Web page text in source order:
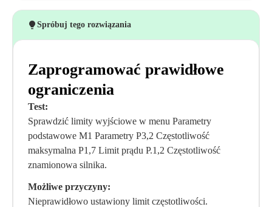
Spróbuj tego rozwiązania
Zaprogramować prawidłowe
ograniczenia
Test:
Sprawdzić limity wyjściowe w menu Parametry
podstawowe M1 Parametry P3,2 Częstotliwość
maksymalna P1,7 Limit prądu P.1,2 Częstotliwość
znamionowa silnika.
Możliwe przyczyny:
Nieprawidłowo ustawiony limit częstotliwości.